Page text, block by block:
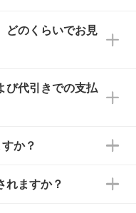
にて『ゲストの
うえ、ご依頼く
どのくらいでお見
ております。混
ただくこともご
日以降のご連絡
び代引きでの支払
す。
か？
おりますが、自
れますか？